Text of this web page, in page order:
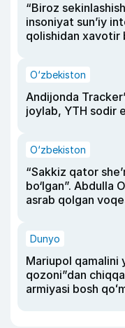
“Biroz
insoniyat sun’iy
qolishidan xavotir
O‘zbekiston
Andijonda
joylab, YTH sodir
O‘zbekiston
“Sakkiz qator
bo‘lgan”. Abdulla
asrab qolgan
Dunyo
Mariupol qamalini
qozoni”dan
armiyasi bosh